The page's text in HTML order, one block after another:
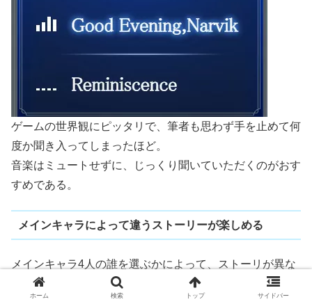
ゲームの世界観にピッタリで、筆者も思わず手を止めて何
度か聞き入ってしまったほど。
音楽はミュートせずに、じっくり聞いていただくのがおす
すめである。
メインキャラによって違うストーリーが楽しめる
メインキャラ4人の誰を選ぶかによって、ストーリが異な
る点も見逃せない。
ホーム 検索 トップ サイドバー